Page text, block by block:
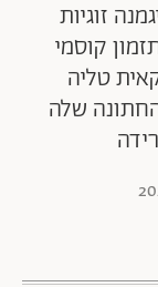
חגגה יום הולדת 35 ודיגמנה זוגיות
קוסמי
טליה
שלה